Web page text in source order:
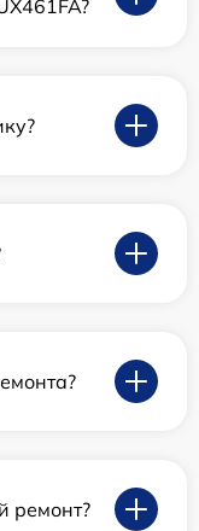
ремонт?